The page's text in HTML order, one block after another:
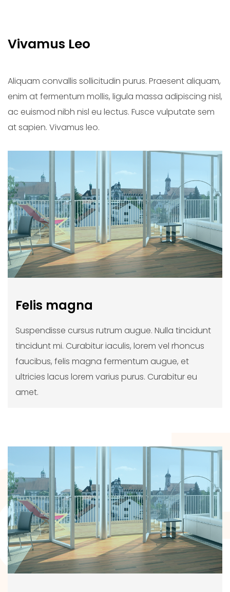
Vivamus Leo
Aliquam convallis sollicitudin purus. Praesent aliquam,
enim at fermentum mollis, ligula massa adipiscing nisl,
ac euismod nibh nisl eu lectus. Fusce vulputate sem
at sapien. Vivamus leo.
Felis magna
Suspendisse cursus rutrum augue. Nulla tincidunt
tincidunt mi. Curabitur iaculis, lorem vel rhoncus
faucibus, felis magna fermentum augue, et
ultricies lacus lorem varius purus. Curabitur eu
amet.